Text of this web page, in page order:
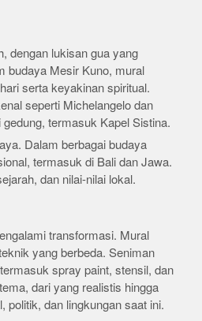
dengan lukisan gua yang
budaya Mesir Kuno, mural
serta keyakinan spiritual.
seperti Michelangelo dan
termasuk Kapel Sistina.
Dalam berbagai budaya
termasuk di Bali dan Jawa.
dan nilai-nilai lokal.
transformasi. Mural
yang berbeda. Seniman
spray paint, stensil, dan
dari yang realistis hingga
dan lingkungan saat ini.